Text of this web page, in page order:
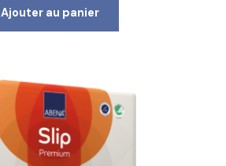
Ajouter au panier